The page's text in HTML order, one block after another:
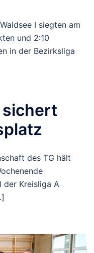
I siegten am
und 2:10
in der Bezirksliga
sichert
des TG hält
der Kreisliga A